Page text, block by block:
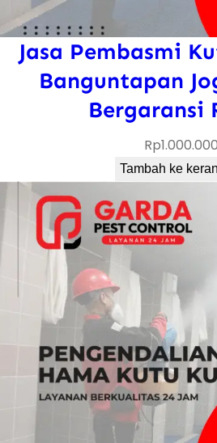
Jasa Pembasmi
Banguntapan
Bergaransi
Rp1.000.000
Tambah ke